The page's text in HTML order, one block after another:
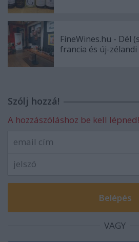
FineWines.hu - Dél
francia és új-
Szólj hozzá!
A hozzászóláshoz be kell lépned!
VAGY